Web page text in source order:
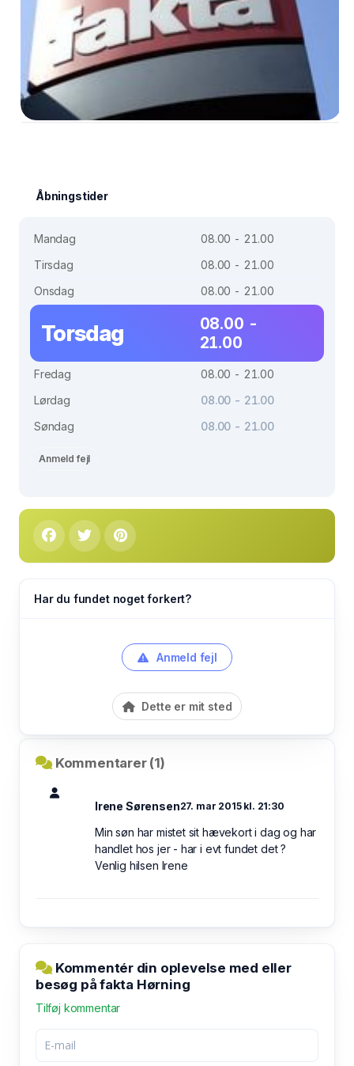
Åbningstider
Mandag
08.00 - 21.00
Tirsdag
08.00 - 21.00
Onsdag
08.00 - 21.00
Torsdag
08.00 -
21.00
Fredag
08.00 - 21.00
Lørdag
08.00 - 21.00
Søndag
08.00 - 21.00
Anmeld fejl
Har du fundet noget forkert?
Anmeld fejl
Dette er mit sted
Kommentarer (1)
Irene Sørensen27. mar 2015 kl. 21:30
Min søn har mistet sit hævekort i dag og har
handlet hos jer - har i evt fundet det ?
Venlig hilsen Irene
Kommentér din oplevelse med eller
besøg på fakta Hørning
Tilføj kommentar